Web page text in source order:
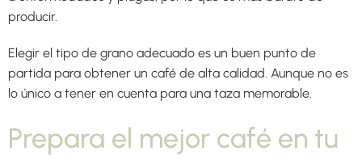
producir.
Elegir el tipo de grano adecuado es un buen punto de
partida para obtener un café de alta calidad. Aunque no es
lo único a tener en cuenta para una taza memorable.
Prepara el mejor café en tu